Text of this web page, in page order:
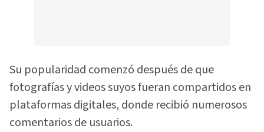
Su popularidad comenzó después de que
fotografías y videos suyos fueran compartidos en
plataformas digitales, donde recibió numerosos
comentarios de usuarios.